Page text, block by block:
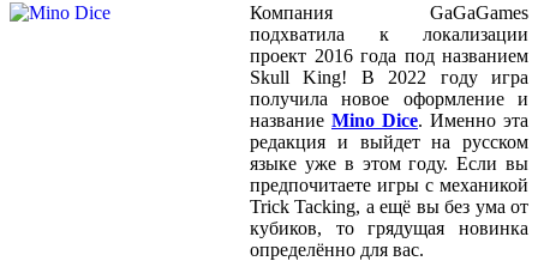
Компания GaGaGames
подхватила к локализации
проект 2016 года под названием
Skull King! В 2022 году игра
получила новое оформление и
название Mino Dice. Именно эта
редакция и выйдет на русском
языке уже в этом году. Если вы
предпочитаете игры с механикой
Trick Tacking, а ещё вы без ума от
кубиков, то грядущая новинка
определённо для вас.